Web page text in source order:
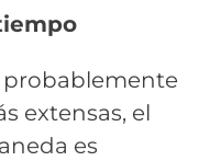
probablemente
extensas, el
es